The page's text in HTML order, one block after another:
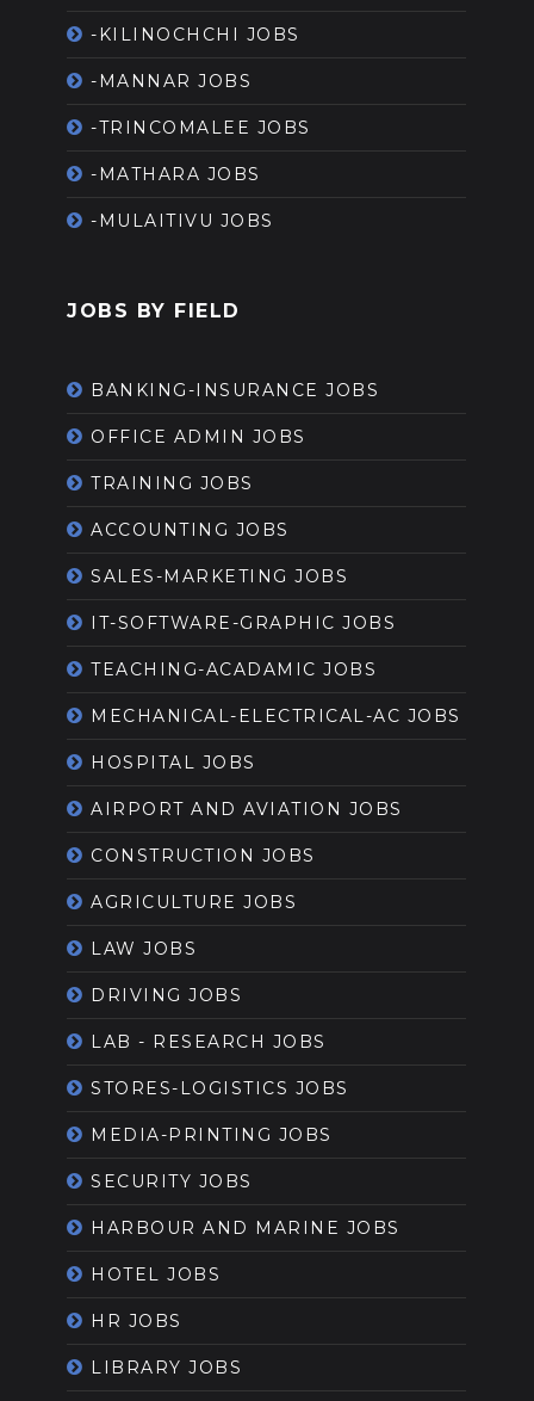
-KILINOCHCHI JOBS
-MANNAR JOBS
-TRINCOMALEE JOBS
-MATHARA JOBS
-MULAITIVU JOBS
JOBS BY FIELD
BANKING-INSURANCE JOBS
OFFICE ADMIN JOBS
TRAINING JOBS
ACCOUNTING JOBS
SALES-MARKETING JOBS
IT-SOFTWARE-GRAPHIC JOBS
TEACHING-ACADAMIC JOBS
MECHANICAL-ELECTRICAL-AC JOBS
HOSPITAL JOBS
AIRPORT AND AVIATION JOBS
CONSTRUCTION JOBS
AGRICULTURE JOBS
LAW JOBS
DRIVING JOBS
LAB - RESEARCH JOBS
STORES-LOGISTICS JOBS
MEDIA-PRINTING JOBS
SECURITY JOBS
HARBOUR AND MARINE JOBS
HOTEL JOBS
HR JOBS
LIBRARY JOBS